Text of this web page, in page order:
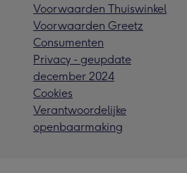
Voorwaarden Thuiswinkel
Voorwaarden Greetz
Consumenten
Privacy - geupdate
december 2024
Cookies
Verantwoordelijke
openbaarmaking